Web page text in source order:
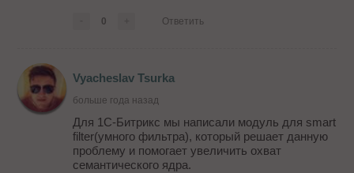
0 Ответить
Vyacheslav Tsurka
больше года назад
Для 1С-Битрикс мы написали модуль для smart
filter(умного фильтра), который решает данную
проблему и помогает увеличить охват
семантического ядра.